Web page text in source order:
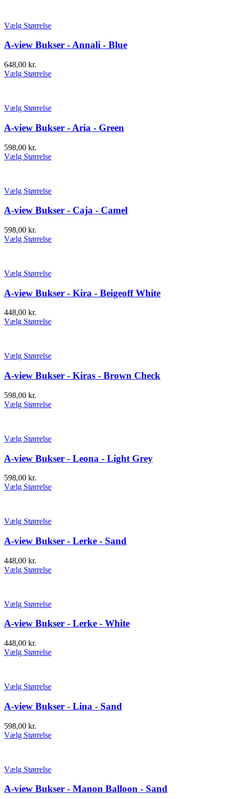
Vælg Størrelse
A-view Bukser - Annali - Blue
648,00 kr.
Vælg Størrelse
Vælg Størrelse
A-view Bukser - Aria - Green
598,00 kr.
Vælg Størrelse
Vælg Størrelse
A-view Bukser - Caja - Camel
598,00 kr.
Vælg Størrelse
Vælg Størrelse
A-view Bukser - Kira - Beigeoff White
448,00 kr.
Vælg Størrelse
Vælg Størrelse
A-view Bukser - Kiras - Brown Check
598,00 kr.
Vælg Størrelse
Vælg Størrelse
A-view Bukser - Leona - Light Grey
598,00 kr.
Vælg Størrelse
Vælg Størrelse
A-view Bukser - Lerke - Sand
448,00 kr.
Vælg Størrelse
Vælg Størrelse
A-view Bukser - Lerke - White
448,00 kr.
Vælg Størrelse
Vælg Størrelse
A-view Bukser - Lina - Sand
598,00 kr.
Vælg Størrelse
Vælg Størrelse
A-view Bukser - Manon Balloon - Sand